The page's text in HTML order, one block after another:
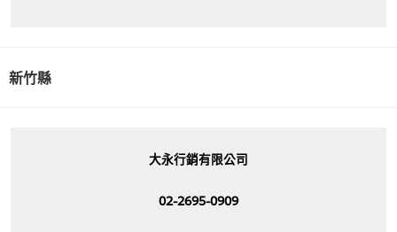
新竹縣
大永行銷有限公司
02-2695-0909